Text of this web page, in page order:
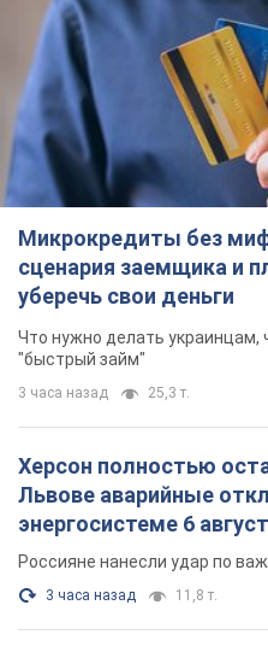
Микрокредиты без
сценария заемщика и
уберечь свои деньги
Что нужно делать украинцам,
"быстрый займ"
3 часа назад 25,3 т.
Херсон полностью
Львове аварийные
энергосистеме 6
Россияне нанесли удар по
3 часа назад 11,8 т.